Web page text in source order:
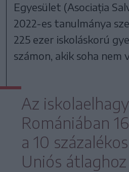
Egyesület (Asociația
2022-es tanulmánya
225 ezer iskoláskorú
számon, akik soha nem
Az
Romániában
a 10
Uniós